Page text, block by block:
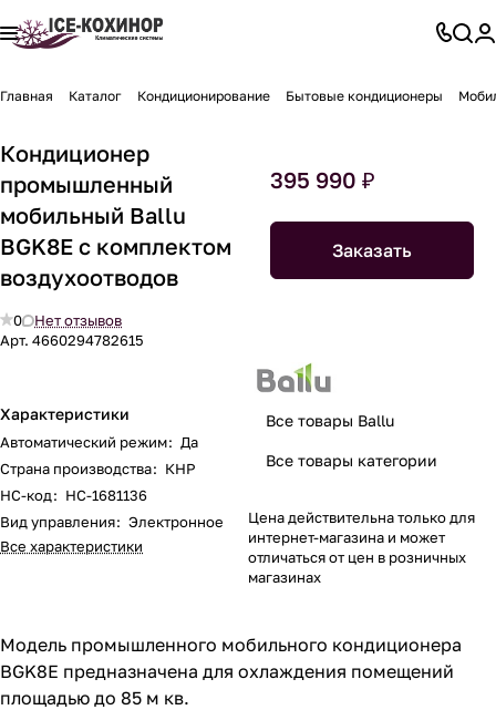
Главная Каталог Кондиционирование Бытовые кондиционеры
Кондиционер
промышленный
мобильный Ballu
BGK8E с комплектом
воздухоотводов
0
Нет отзывов
Арт. 4660294782615
Характеристики
Автоматический режим: Да
Страна производства: КНР
НС-код: НС-1681136
Вид управления: Электронное
Все характеристики
395 990 ₽
Заказать
Все товары Ballu
Все товары категории
Цена действительна только для
интернет-магазина и может
отличаться от цен в розничных
магазинах
Модель промышленного мобильного кондиционера
BGK8E предназначена для охлаждения помещений
площадью до 85 м кв.